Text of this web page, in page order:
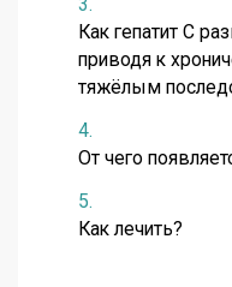
Как гепатит С
приводя к
тяжёлым
От чего
Как лечить?